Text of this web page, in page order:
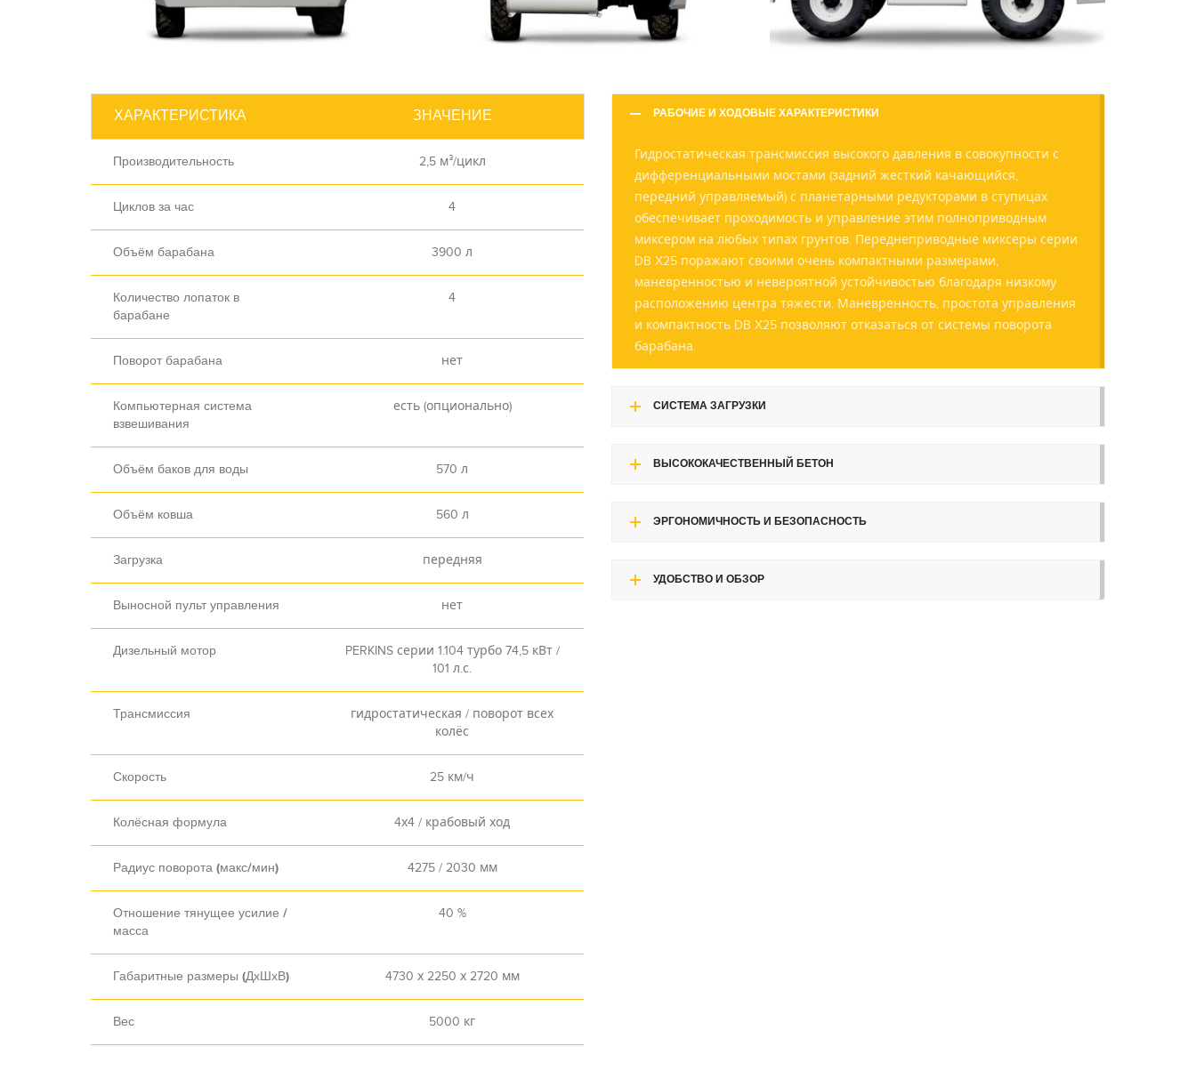
ХАРАКТЕРИСТИКА ЗНАЧЕНИЕ
Производительность 2,5 м³/цикл
Циклов за час 4
Объём барабана 3900 л
Количество лопаток в
барабане
4
Поворот барабана нет
Компьютерная система
взвешивания
есть (опционально)
Объём баков для воды 570 л
Объём ковша 560 л
Загрузка передняя
Выносной пульт управления нет
Дизельный мотор
PERKINS серии 1.104 турбо 74,5 кВт /
101 л.с.
Трансмиссия
гидростатическая / поворот всех
колёс
Скорость 25 км/ч
Колёсная формула 4х4 / крабовый ход
Радиус поворота (макс/мин) 4275 / 2030 мм
Отношение тянущее усилие /
масса
40 %
Габаритные размеры (ДхШхВ) 4730 х 2250 х 2720 мм
Вес 5000 кг
РАБОЧИЕ И ХОДОВЫЕ ХАРАКТЕРИСТИКИ
Гидростатическая трансмиссия высокого давления в совокупности с
дифференциальными мостами (задний жесткий качающийся,
передний управляемый) с планетарными редукторами в ступицах
обеспечивает проходимость и управление этим полноприводным
миксером на любых типах грунтов. Переднеприводные миксеры серии
DB X25 поражают своими очень компактными размерами,
маневренностью и невероятной устойчивостью благодаря низкому
расположению центра тяжести. Маневренность, простота управления
и компактность DB X25 позволяют отказаться от системы поворота
барабана.
СИСТЕМА ЗАГРУЗКИ
ВЫСОКОКАЧЕСТВЕННЫЙ БЕТОН
ЭРГОНОМИЧНОСТЬ И БЕЗОПАСНОСТЬ
УДОБСТВО И ОБЗОР